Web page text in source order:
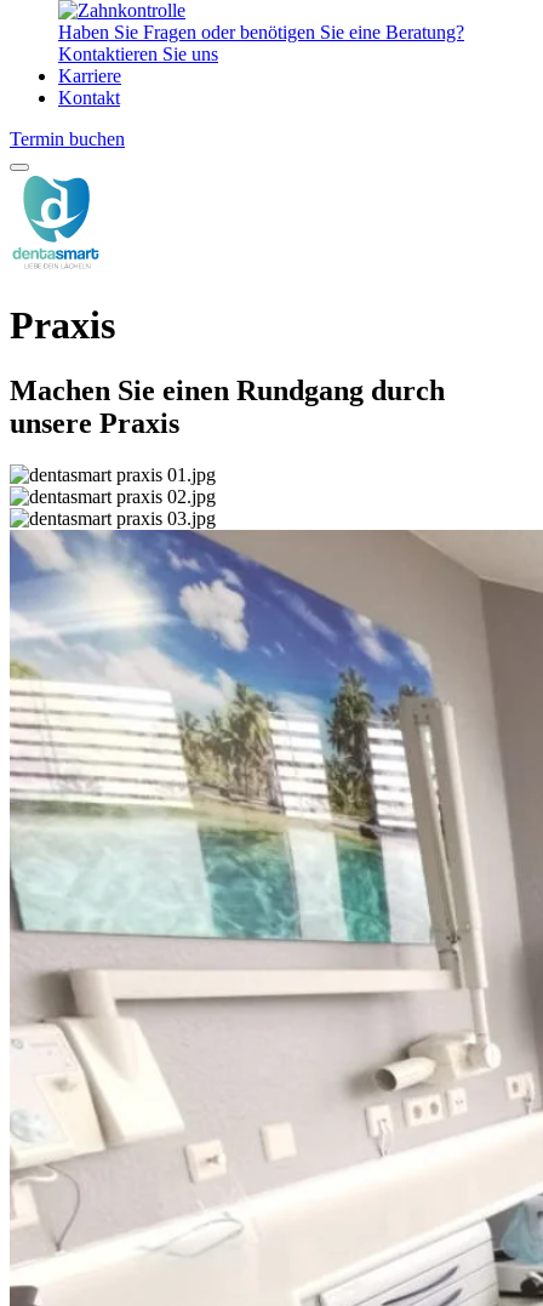
Haben Sie Fragen oder benötigen Sie eine Beratung?
Kontaktieren Sie uns
Karriere
Kontakt
Termin buchen
Praxis
Machen Sie einen Rundgang durch
unsere Praxis